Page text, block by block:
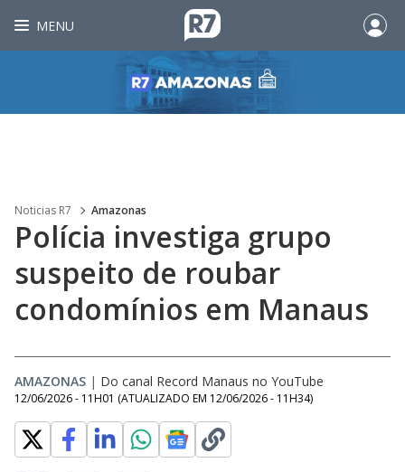
MENU
Noticias R7 Amazonas
Polícia investiga grupo
suspeito de roubar
condomínios em Manaus
AMAZONAS | Do canal Record Manaus no YouTube
12/06/2026 - 11H01 (ATUALIZADO EM 12/06/2026 - 11H34)